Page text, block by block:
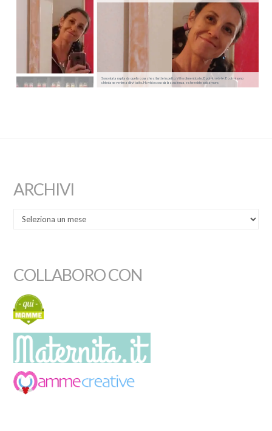
Sono stata rapita da quella cosa che ci batte in petto. Vi ho dimenticate. E poi ricordate. E poi mi sono
chiesta se venire a dirvi tutto. Ho visto cosa sia la coscienza, e che esiste solo amore.
ARCHIVI
COLLABORO CON